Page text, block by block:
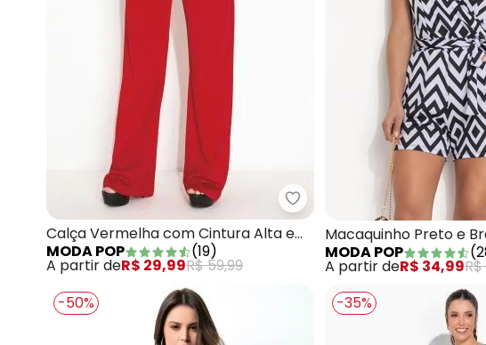
Moda Pop - Calça
Calça Vermelha com Cintura Alta e
Bolsos
MODA POP (19)
A partir deR$ 29,99R$ 59,99
Macaquinho Preto e
Transpassado
MODA POP (
A partir deR$ 34,99
-50%
-35%